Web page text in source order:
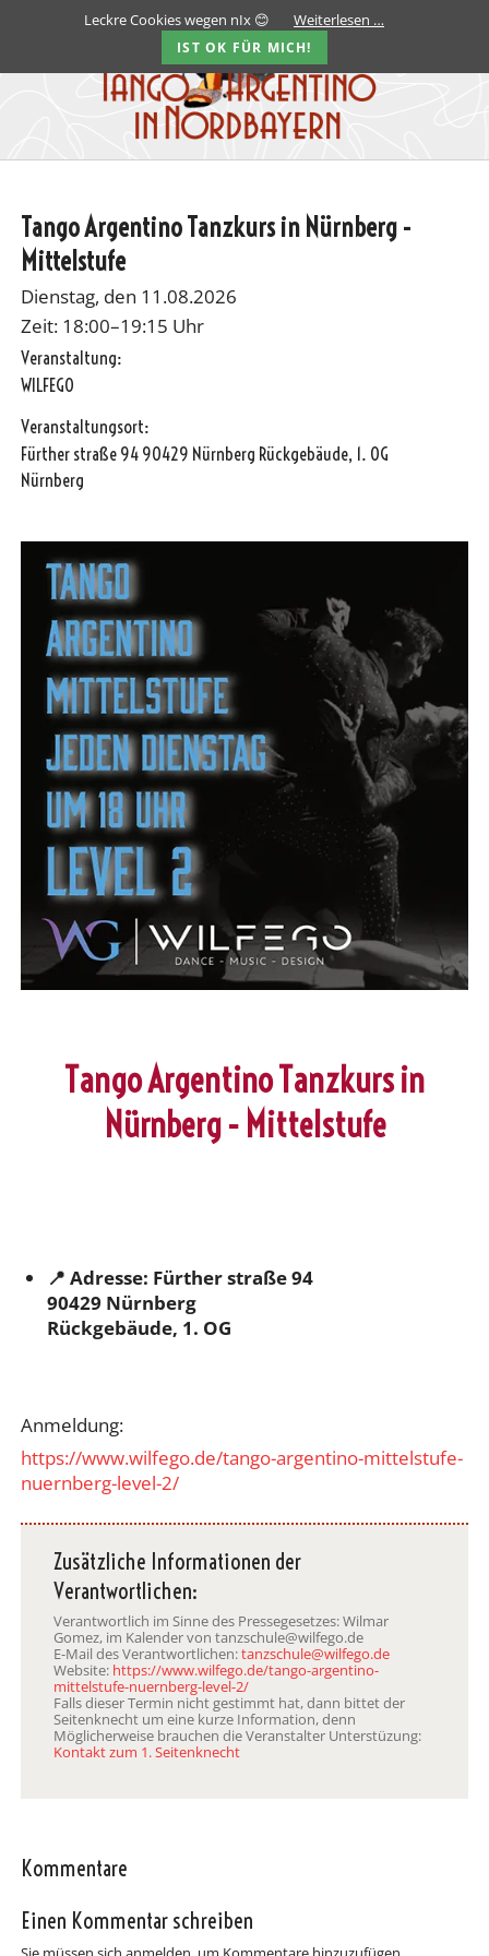
Tango Argentino Tanzkurs in Nürnberg -
Mittelstufe
Dienstag, den 11.08.2026
Zeit: 18:00–19:15 Uhr
Veranstaltung:
WILFEGO
Veranstaltungsort:
Fürther straße 94 90429 Nürnberg Rückgebäude, 1. OG
Nürnberg
Tango Argentino Tanzkurs in
Nürnberg - Mittelstufe
📍 Adresse: Fürther straße 94
90429 Nürnberg
Rückgebäude, 1. OG
Anmeldung:
https://www.wilfego.de/tango-argentino-mittelstufe-
nuernberg-level-2/
Zusätzliche Informationen der
Verantwortlichen:
Verantwortlich im Sinne des Pressegesetzes: Wilmar
Gomez, im Kalender von tanzschule@wilfego.de
E-Mail des Verantwortlichen:tanzschule@wilfego.de
Website: https://www.wilfego.de/tango-argentino-
mittelstufe-nuernberg-level-2/
Falls dieser Termin nicht gestimmt hat, dann bittet der
Seitenknecht um eine kurze Information, denn
Möglicherweise brauchen die Veranstalter Unterstüzung:
Kontakt zum 1. Seitenknecht
Kommentare
Einen Kommentar schreiben
Leckre Cookies wegen nIx 😊 Weiterlesen …
IST OK FÜR MICH!